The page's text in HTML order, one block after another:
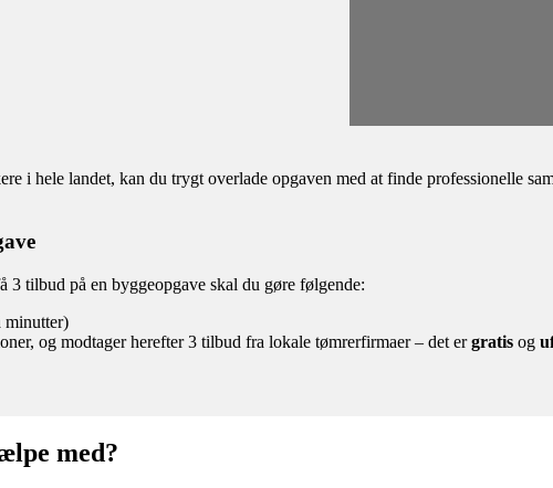
i hele landet, kan du trygt overlade opgaven med at finde professionelle
3 tilbud på en byggeopgave skal du gøre følgende:
minutter)
og modtager herefter 3 tilbud fra lokale tømrerfirmaer – det ergratis og
med?